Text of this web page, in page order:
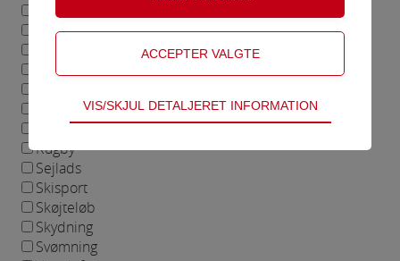
Kajak/roning
Kampsport
Lystfiskeri
Petanque
RIdning
Rugby
Sejlads
Skisport
Skøjteløb
Skydning
Svømning
Teknisk
Tekniske cookies er nødvendige for hjemmesidens
adgangskontrol samt indkøbskurv og kan derfor
Statistik-cookies bruges til at optimere design,
VIS/SKJUL DETALJERET INFORMATION